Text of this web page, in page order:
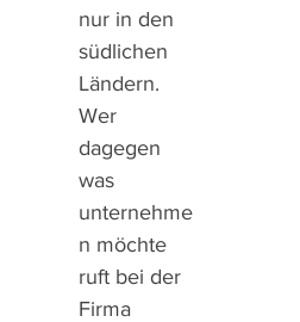
nur in den
südlichen
Ländern.
Wer
dagegen
was
unternehme
n möchte
ruft bei der
Firma